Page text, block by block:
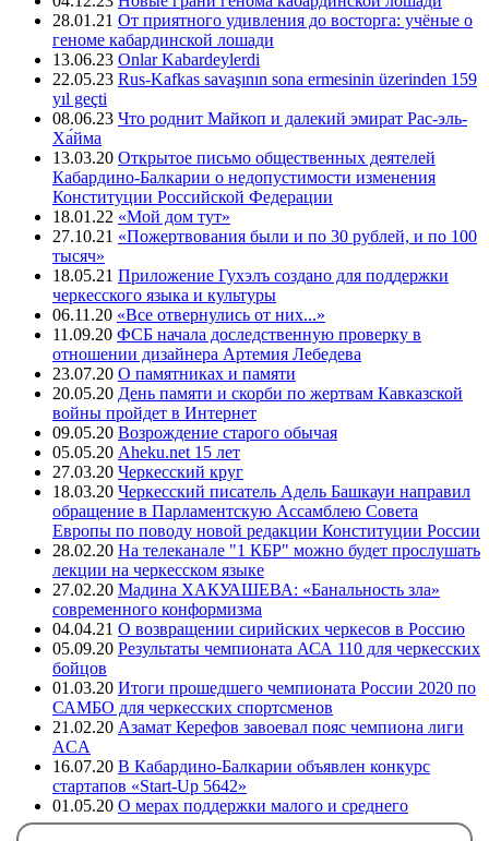
28.01.21 От приятного удивления до восторга: учёные о
геноме кабардинской лошади
13.06.23 Onlar Kabardeylerdi
22.05.23 Rus-Kafkas savaşının sona ermesinin üzerinden 159
yıl geçti
08.06.23 Что роднит Майкоп и далекий эмират Рас-эль-
Ха́йма
13.03.20 Открытое письмо общественных деятелей
Кабардино-Балкарии о недопустимости изменения
Конституции Российской Федерации
18.01.22 «Мой дом тут»
27.10.21 «Пожертвования были и по 30 рублей, и по 100
тысяч»
18.05.21 Приложение Гухэлъ создано для поддержки
черкесского языка и культуры
06.11.20 «Все отвернулись от них...»
11.09.20 ФСБ начала доследственную проверку в
отношении дизайнера Артемия Лебедева
23.07.20 О памятниках и памяти
20.05.20 День памяти и скорби по жертвам Кавказской
войны пройдет в Интернет
09.05.20 Возрождение старого обычая
05.05.20 Aheku.net 15 лет
27.03.20 Черкесский круг
18.03.20 Черкесский писатель Адель Башкауи направил
обращение в Парламентскую Ассамблею Совета
Европы по поводу новой редакции Конституции России
28.02.20 На телеканале "1 КБР" можно будет прослушать
лекции на черкесском языке
27.02.20 Мадина ХАКУАШЕВА: «Банальность зла»
современного конформизма
04.04.21 О возвращении сирийских черкесов в Россию
05.09.20 Результаты чемпионата АСА 110 для черкесских
бойцов
01.03.20 Итоги прошедшего чемпионата России 2020 по
САМБО для черкесских спортсменов
21.02.20 Азамат Керефов завоевал пояс чемпиона лиги
ACA
16.07.20 В Кабардино-Балкарии объявлен конкурс
стартапов «Start-Up 5642»
01.05.20 О мерах поддержки малого и среднего
предпринимательства в регионах компактного